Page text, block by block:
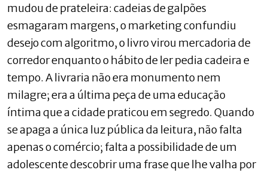
mudou de prateleira: cadeias de galpões
esmagaram margens, o marketing confundiu
desejo com algoritmo, o livro virou mercadoria de
corredor enquanto o hábito de ler pedia cadeira e
tempo. A livraria não era monumento nem
milagre; era a última peça de uma educação
íntima que a cidade praticou em segredo. Quando
se apaga a única luz pública da leitura, não falta
apenas o comércio; falta a possibilidade de um
adolescente descobrir uma frase que lhe valha por